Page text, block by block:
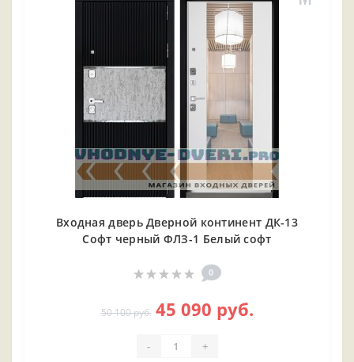
Входная дверь Дверной континент ДК-13
Софт черный ФЛЗ-1 Белый софт
0
50 100 руб. 45 090 руб.
- +